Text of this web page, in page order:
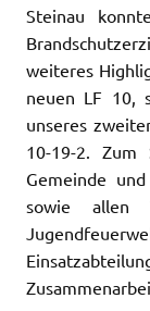
Steinau
weiteres
neuen LF 10,
unseres
10-19-2. Zum
Gemeinde
sowie allen